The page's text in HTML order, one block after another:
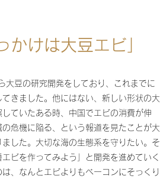
かけは大豆エビ」
大豆の研究開発をしており、これまでに
きました。他にはない、新しい形状の大
ていたある時、中国でエビの消費が伸
危機に陥る、という報道を見たことが大
した。大切な海の生態系を守りたい。そ
ビを作ってみよう」と開発を進めていく
、なんとエビよりもベーコンにそっくり